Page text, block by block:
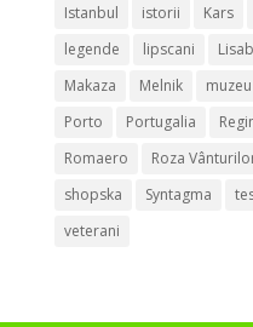
Istanbul
istorii Kars
legende
lipscani
Makaza
Melnik muzeu
Porto
Portugalia
Romaero
Roza
shopska
Syntagma
veterani